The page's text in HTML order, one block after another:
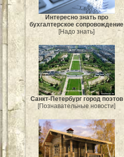
Интересно знать про
бухгалтерское сопровождение
[Надо знать]
Санкт-Петербург город поэтов
[Познавательные новости]